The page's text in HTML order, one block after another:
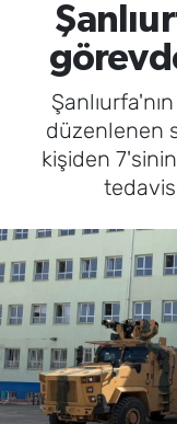
düzenlenen
kişiden